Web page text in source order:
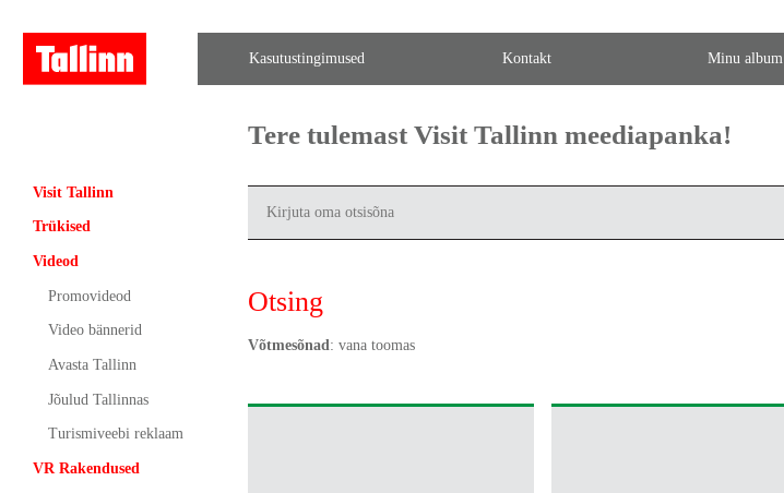
Kasutustingimused Kontakt Minu album
Visit Tallinn
Trükised
Videod
Promovideod
Video bännerid
Avasta Tallinn
Jõulud Tallinnas
Turismiveebi reklaam
VR Rakendused
Tere tulemast Visit Tallinn meediapanka!
Otsing
Võtmesõnad : vana toomas